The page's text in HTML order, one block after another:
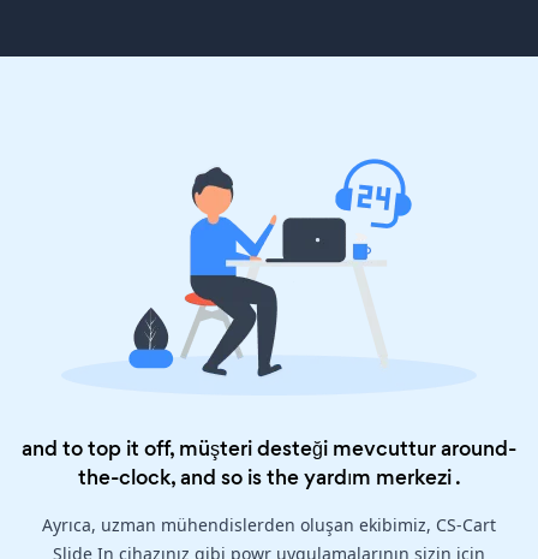
and to top it off, müşteri desteği mevcuttur around-
the-clock, and so is theyardım merkezi.
Ayrıca, uzman mühendislerden oluşan ekibimiz, CS-Cart
Slide In cihazınız gibi powr uygulamalarının sizin için